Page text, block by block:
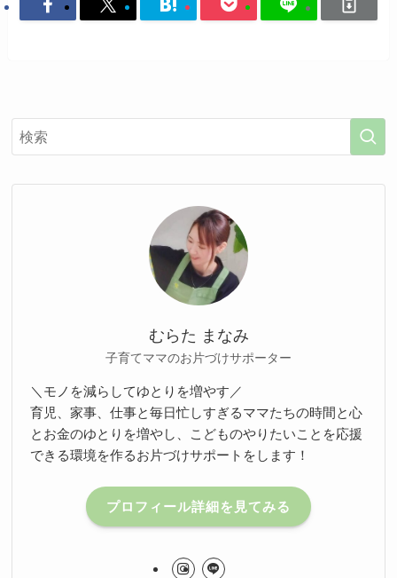
むらた まなみ
子育てママのお片づけサポーター
＼モノを減らしてゆとりを増やす／
育児、家事、仕事と毎日忙しすぎるママたちの時間と心
とお金のゆとりを増やし、こどものやりたいことを応援
できる環境を作るお片づけサポートをします！
プロフィール詳細を見てみる